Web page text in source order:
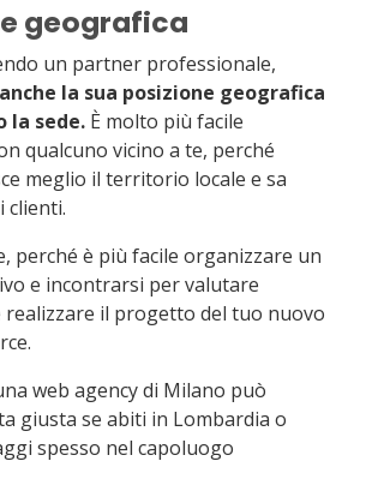
geografica
un partner professionale,
la sua posizione geografica
la sede. È molto più facile
qualcuno vicino a te, perché
meglio il territorio locale e sa
clienti.
perché è più facile organizzare un
e incontrarsi per valutare
realizzare il progetto del tuo nuovo
web agency di Milano può
giusta se abiti in Lombardia o
spesso nel capoluogo